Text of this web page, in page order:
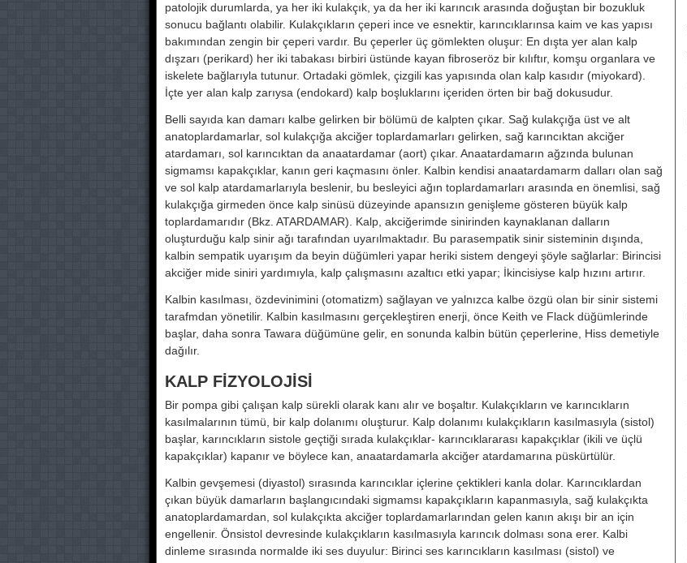
patolojik durumlarda, ya her iki kulakçık, ya da her iki karın­cık arasında doğuştan bir bozukluk
sonucu bağlantı olabilir. Kulakçıkların çeperi ince ve esnektir, karıncıklarınsa kaim ve kas yapısı
ba­kımından zengin bir çeperi vardır. Bu çeperler üç gömlekten oluşur: En dış­ta yer alan kalp
dışzarı (perikard) her iki tabakası birbiri üstünde kayan fibroseröz bir kılıftır, komşu organlara ve
iskelete bağlarıyla tutunur. Orta­daki gömlek, çizgili kas yapısında olan kalp kasıdır (miyokard).
İçte yer alan kalp zarıysa (endokard) kalp boşluk­larını içeriden örten bir bağ dokusu­dur.
Belli sayıda kan damarı kalbe gelir­ken bir bölümü de kalpten çıkar. Sağ kulakçığa üst ve alt
anatoplardamarlar, sol kulakçığa akciğer toplarda­marları gelirken, sağ karıncıktan ak­ciğer
atardamarı, sol karıncıktan da anaatardamar (aort) çıkar. Anaatardamarın ağzında bulunan
sigmamsı kapakçıklar, kanın geri kaçmasını ön­ler. Kalbin kendisi anaatardamarm dalları olan sağ
ve sol kalp atarda­marlarıyla beslenir, bu besleyici ağın toplardamarları arasında en önemlisi, sağ
kulakçığa girmeden önce kalp si­nüsü düzeyinde apansızın genişleme gösteren büyük kalp
toplardamarıdır (Bkz. ATARDAMAR). Kalp, akciğer­imde sinirinden kaynaklanan dalların
oluşturduğu kalp sinir ağı tarafından uyarılmaktadır. Bu parasempatik si­nir sisteminin dışında,
kalbin sempa­tik uyarışım da beyin düğümleri yapar heriki sistem dengeyi şöyle sağ­larlar: Birincisi
akciğer mide siniri yardımıyla, kalp çalışmasını azaltıcı etki yapar; İkincisiyse kalp hızını ar­tırır.
Kalbin kasılması, özdevinimini (oto­matizm) sağlayan ve yalnızca kalbe özgü olan bir sinir sistemi
tarafmdan yönetilir. Kalbin kasılmasını gerçek­leştiren enerji, önce Keith ve Flack düğümlerinde
başlar, daha sonra Tawara düğümüne gelir, en sonunda kalbin bütün çeperlerine, Hiss deme­tiyle
dağılır.
KALP FİZYOLOJİSİ
Bir pompa gibi çalışan kalp sürekli olarak kanı alır ve boşaltır. Kulakçık­ların ve karıncıkların
kasılmalarının tümü, bir kalp dolanımı oluşturur. Kalp dolanımı kulakçıkların kasılma­sıyla (sistol)
başlar, karıncıkların sistole geçtiği sırada kulakçıklar- karıncıklararası kapakçıklar (ikili ve üçlü
kapakçıklar) kapanır ve böylece kan, anaatardamarla akciğer atarda­marına püskürtülür.
Kalbin gevşemesi (diyastol) sırasında karıncıklar içlerine çektikleri kanla dolar. Karıncıklardan
çıkan büyük da­marların başlangıcındaki sigmamsı kapakçıkların kapanmasıyla, sağ ku­lakçıkta
anatoplardamardan, sol ku­lakçıkta akciğer toplardamarlarından gelen kanın akışı bir an için
engelle­nir. Önsistol devresinde kulakçıkların kasılmasıyla karıncık dolması sona erer. Kalbi
dinleme sırasında normal­de iki ses duyulur: Birinci ses karın­cıkların kasılması (sistol) ve